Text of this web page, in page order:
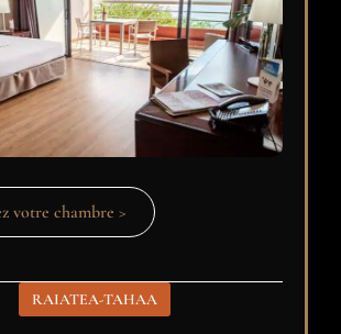
votre chambre >
RAIATEA-TAHAA